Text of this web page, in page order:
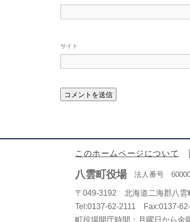
サイト
このホームページについて
八雲町役場法人番号
〒049-3192 北海道二海郡八雲
Tel:0137-62-2111 Fax:0137-
町役場開庁時間：月曜日から